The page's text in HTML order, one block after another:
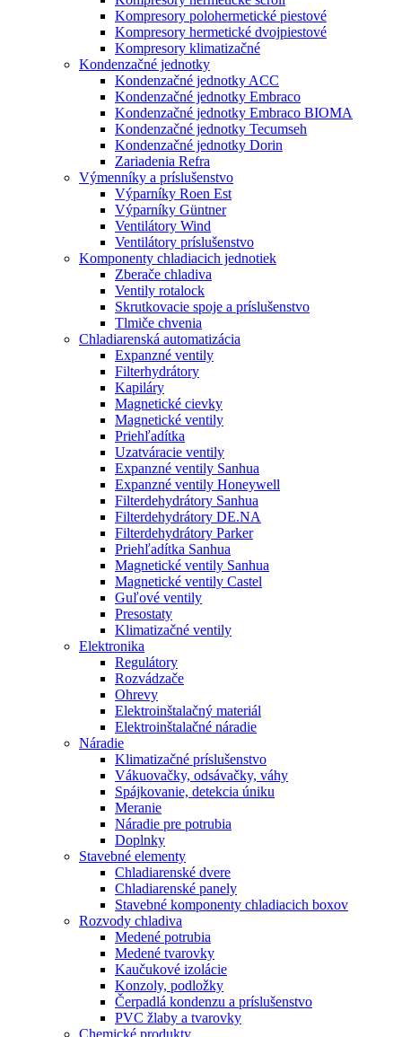
Kompresory polohermetické piestové
Kompresory hermetické dvojpiestové
Kompresory klimatizačné
Kondenzačné jednotky
Kondenzačné jednotky ACC
Kondenzačné jednotky Embraco
Kondenzačné jednotky Embraco BIOMA
Kondenzačné jednotky Tecumseh
Kondenzačné jednotky Dorin
Zariadenia Refra
Výmenníky a príslušenstvo
Výparníky Roen Est
Výparníky Güntner
Ventilátory Wind
Ventilátory príslušenstvo
Komponenty chladiacich jednotiek
Zberače chladiva
Ventily rotalock
Skrutkovacie spoje a príslušenstvo
Tlmiče chvenia
Chladiarenská automatizácia
Expanzné ventily
Filterhydrátory
Kapiláry
Magnetické cievky
Magnetické ventily
Priehľadítka
Uzatváracie ventily
Expanzné ventily Sanhua
Expanzné ventily Honeywell
Filterdehydrátory Sanhua
Filterdehydrátory DE.NA
Filterdehydrátory Parker
Priehľadítka Sanhua
Magnetické ventily Sanhua
Magnetické ventily Castel
Guľové ventily
Presostaty
Klimatizačné ventily
Elektronika
Regulátory
Rozvádzače
Ohrevy
Elektroinštalačný materiál
Elektroinštalačné náradie
Náradie
Klimatizačné príslušenstvo
Vákuovačky, odsávačky, váhy
Spájkovanie, detekcia úniku
Meranie
Náradie pre potrubia
Doplnky
Stavebné elementy
Chladiarenské dvere
Chladiarenské panely
Stavebné komponenty chladiacich boxov
Rozvody chladiva
Medené potrubia
Medené tvarovky
Kaučukové izolácie
Konzoly, podložky
Čerpadlá kondenzu a príslušenstvo
PVC žlaby a tvarovky
Chemické produkty